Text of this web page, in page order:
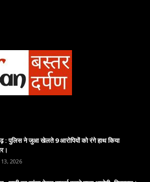
: पुलिस ने जुआ खेलते 9 आरोपियों को रंगे हाथ किया
2026